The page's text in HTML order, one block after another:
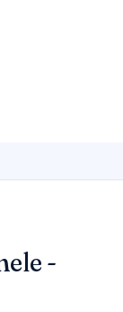
enthält 0
-